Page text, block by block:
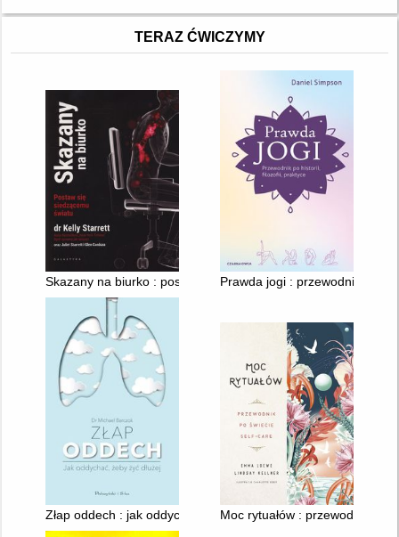
TERAZ ĆWICZYMY
Skazany na biurko : postaw się siedzącemu światu
Prawda jogi : przewodnik po
Złap oddech : jak oddychać, żeby żyć dłużejMoc rytuałów : przewodnik po